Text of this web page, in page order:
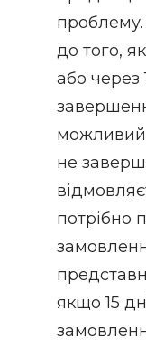
до того,
або через
не
потрібно
якщо 15